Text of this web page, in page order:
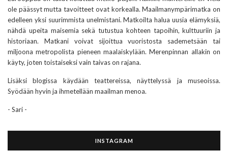
ole päässyt mutta tavoitteet ovat korkealla. Maailmanympärimatka on
edelleen yksi suurimmista unelmistani. Matkoilta halua uusia elämyksiä,
nähdä upeita maisemia sekä tutustua kohteen tapoihin, kulttuuriin ja
historiaan. Matkani voivat sijoittua vuoristosta sademetsään tai
miljoona metropolista pieneen maalaiskylään. Merenpinnan allakin on
käyty, joten toistaiseksi vain taivas on rajana.
Lisäksi blogissa käydään teattereissa, näyttelyssä ja museoissa.
Syödään hyvin ja ihmetellään maailman menoa.
- Sari -
INSTAGRAM